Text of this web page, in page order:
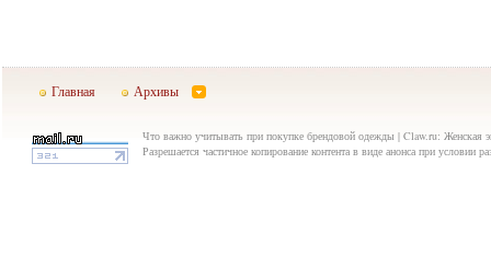
Главная Архивы
Что важно учитывать при покупке брендовой одежды | Claw.ru: Женская
Разрешается частичное копирование контента в виде анонса при условии